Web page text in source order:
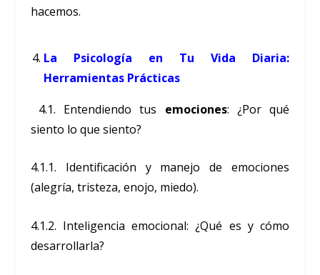
hacemos.
La Psicología en Tu Vida Diaria:
Herramientas Prácticas
4.1. Entendiendo tus emociones: ¿Por qué
siento lo que siento?
4.1.1. Identificación y manejo de emociones
(alegría, tristeza, enojo, miedo).
4.1.2. Inteligencia emocional: ¿Qué es y cómo
desarrollarla?